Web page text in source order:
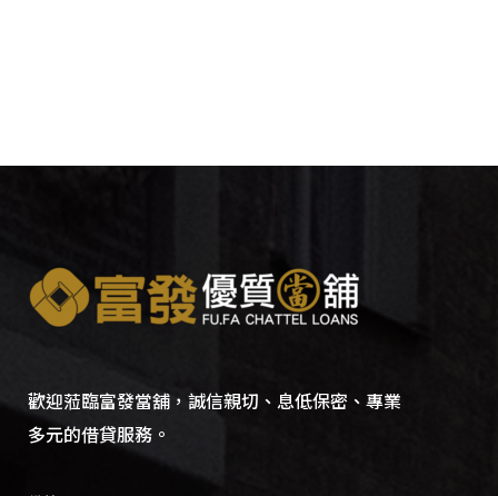
歡迎蒞臨富發當舖，誠信親切、息低保密、專業
多元的借貸服務。